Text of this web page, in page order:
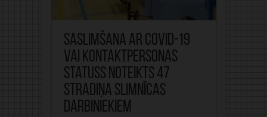
Saslimšana ar Covid-19
vai kontaktpersonas
statuss noteikts 47
Stradiņa slimnīcas
darbiniekiem